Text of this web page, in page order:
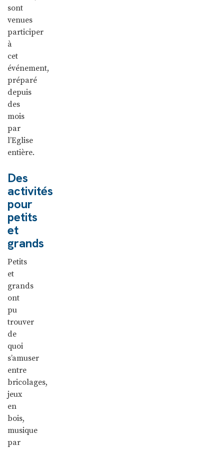
sont
venues
participer
à
cet
événement,
préparé
depuis
des
mois
par
l’Eglise
entière.
Des
activités
pour
petits
et
grands
Petits
et
grands
ont
pu
trouver
de
quoi
s’amuser
entre
bricolages,
jeux
en
bois,
musique
par